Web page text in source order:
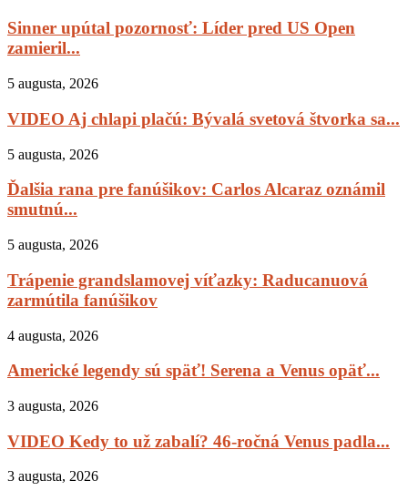
Sinner upútal pozornosť: Líder pred US Open
zamieril...
5 augusta, 2026
VIDEO Aj chlapi plačú: Bývalá svetová štvorka sa...
5 augusta, 2026
Ďalšia rana pre fanúšikov: Carlos Alcaraz oznámil
smutnú...
5 augusta, 2026
Trápenie grandslamovej víťazky: Raducanuová
zarmútila fanúšikov
4 augusta, 2026
Americké legendy sú späť! Serena a Venus opäť...
3 augusta, 2026
VIDEO Kedy to už zabalí? 46-ročná Venus padla...
3 augusta, 2026